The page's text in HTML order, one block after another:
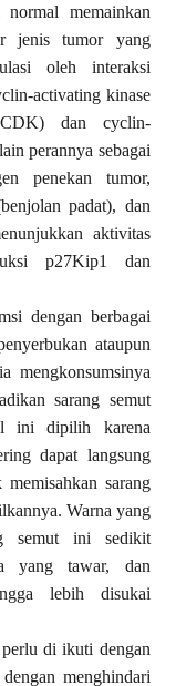
memainkan
jenis tumor yang
oleh interaksi
activating kinase
dan cyclin-
perannya sebagai
penekan tumor,
padat), dan
aktivitas
p27Kip1 dan
dengan berbagai
ataupun
mengkonsumsinya
sarang semut
ini dipilih karena
dapat langsung
sarang
Warna yang
semut ini sedikit
yang tawar, dan
lebih disukai
di ikuti dengan
menghindari